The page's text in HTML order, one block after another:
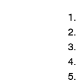
1.
2.
3.
4.
5.